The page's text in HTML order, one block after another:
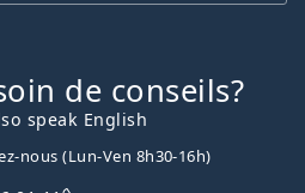
de conseils?
speak English
nous (Lun-Ven 8h30-16h)